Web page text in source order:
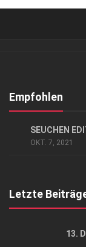
Kontakt,
Empfohlen
SEUCHEN
OKT. 7, 2021
Letzte
13.